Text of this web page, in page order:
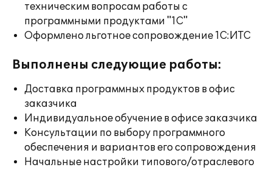
техническим вопросам работы с
программными продуктами "1С"
Оформлено льготное сопровождение 1С:ИТС
Выполнены следующие работы:
Доставка программных продуктов в офис
заказчика
Индивидуальное обучение в офисе заказчика
Консультации по выбору программного
обеспечения и вариантов его сопровождения
Начальные настройки типового/отраслевого